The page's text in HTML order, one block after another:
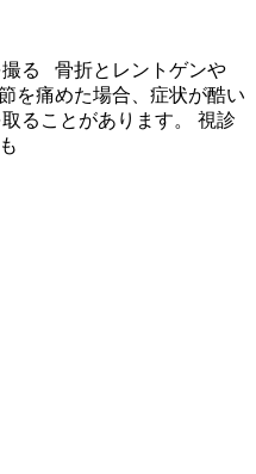
撮る 骨折とレントゲンや
を痛めた場合、症状が酷い
ることがあります。 視診